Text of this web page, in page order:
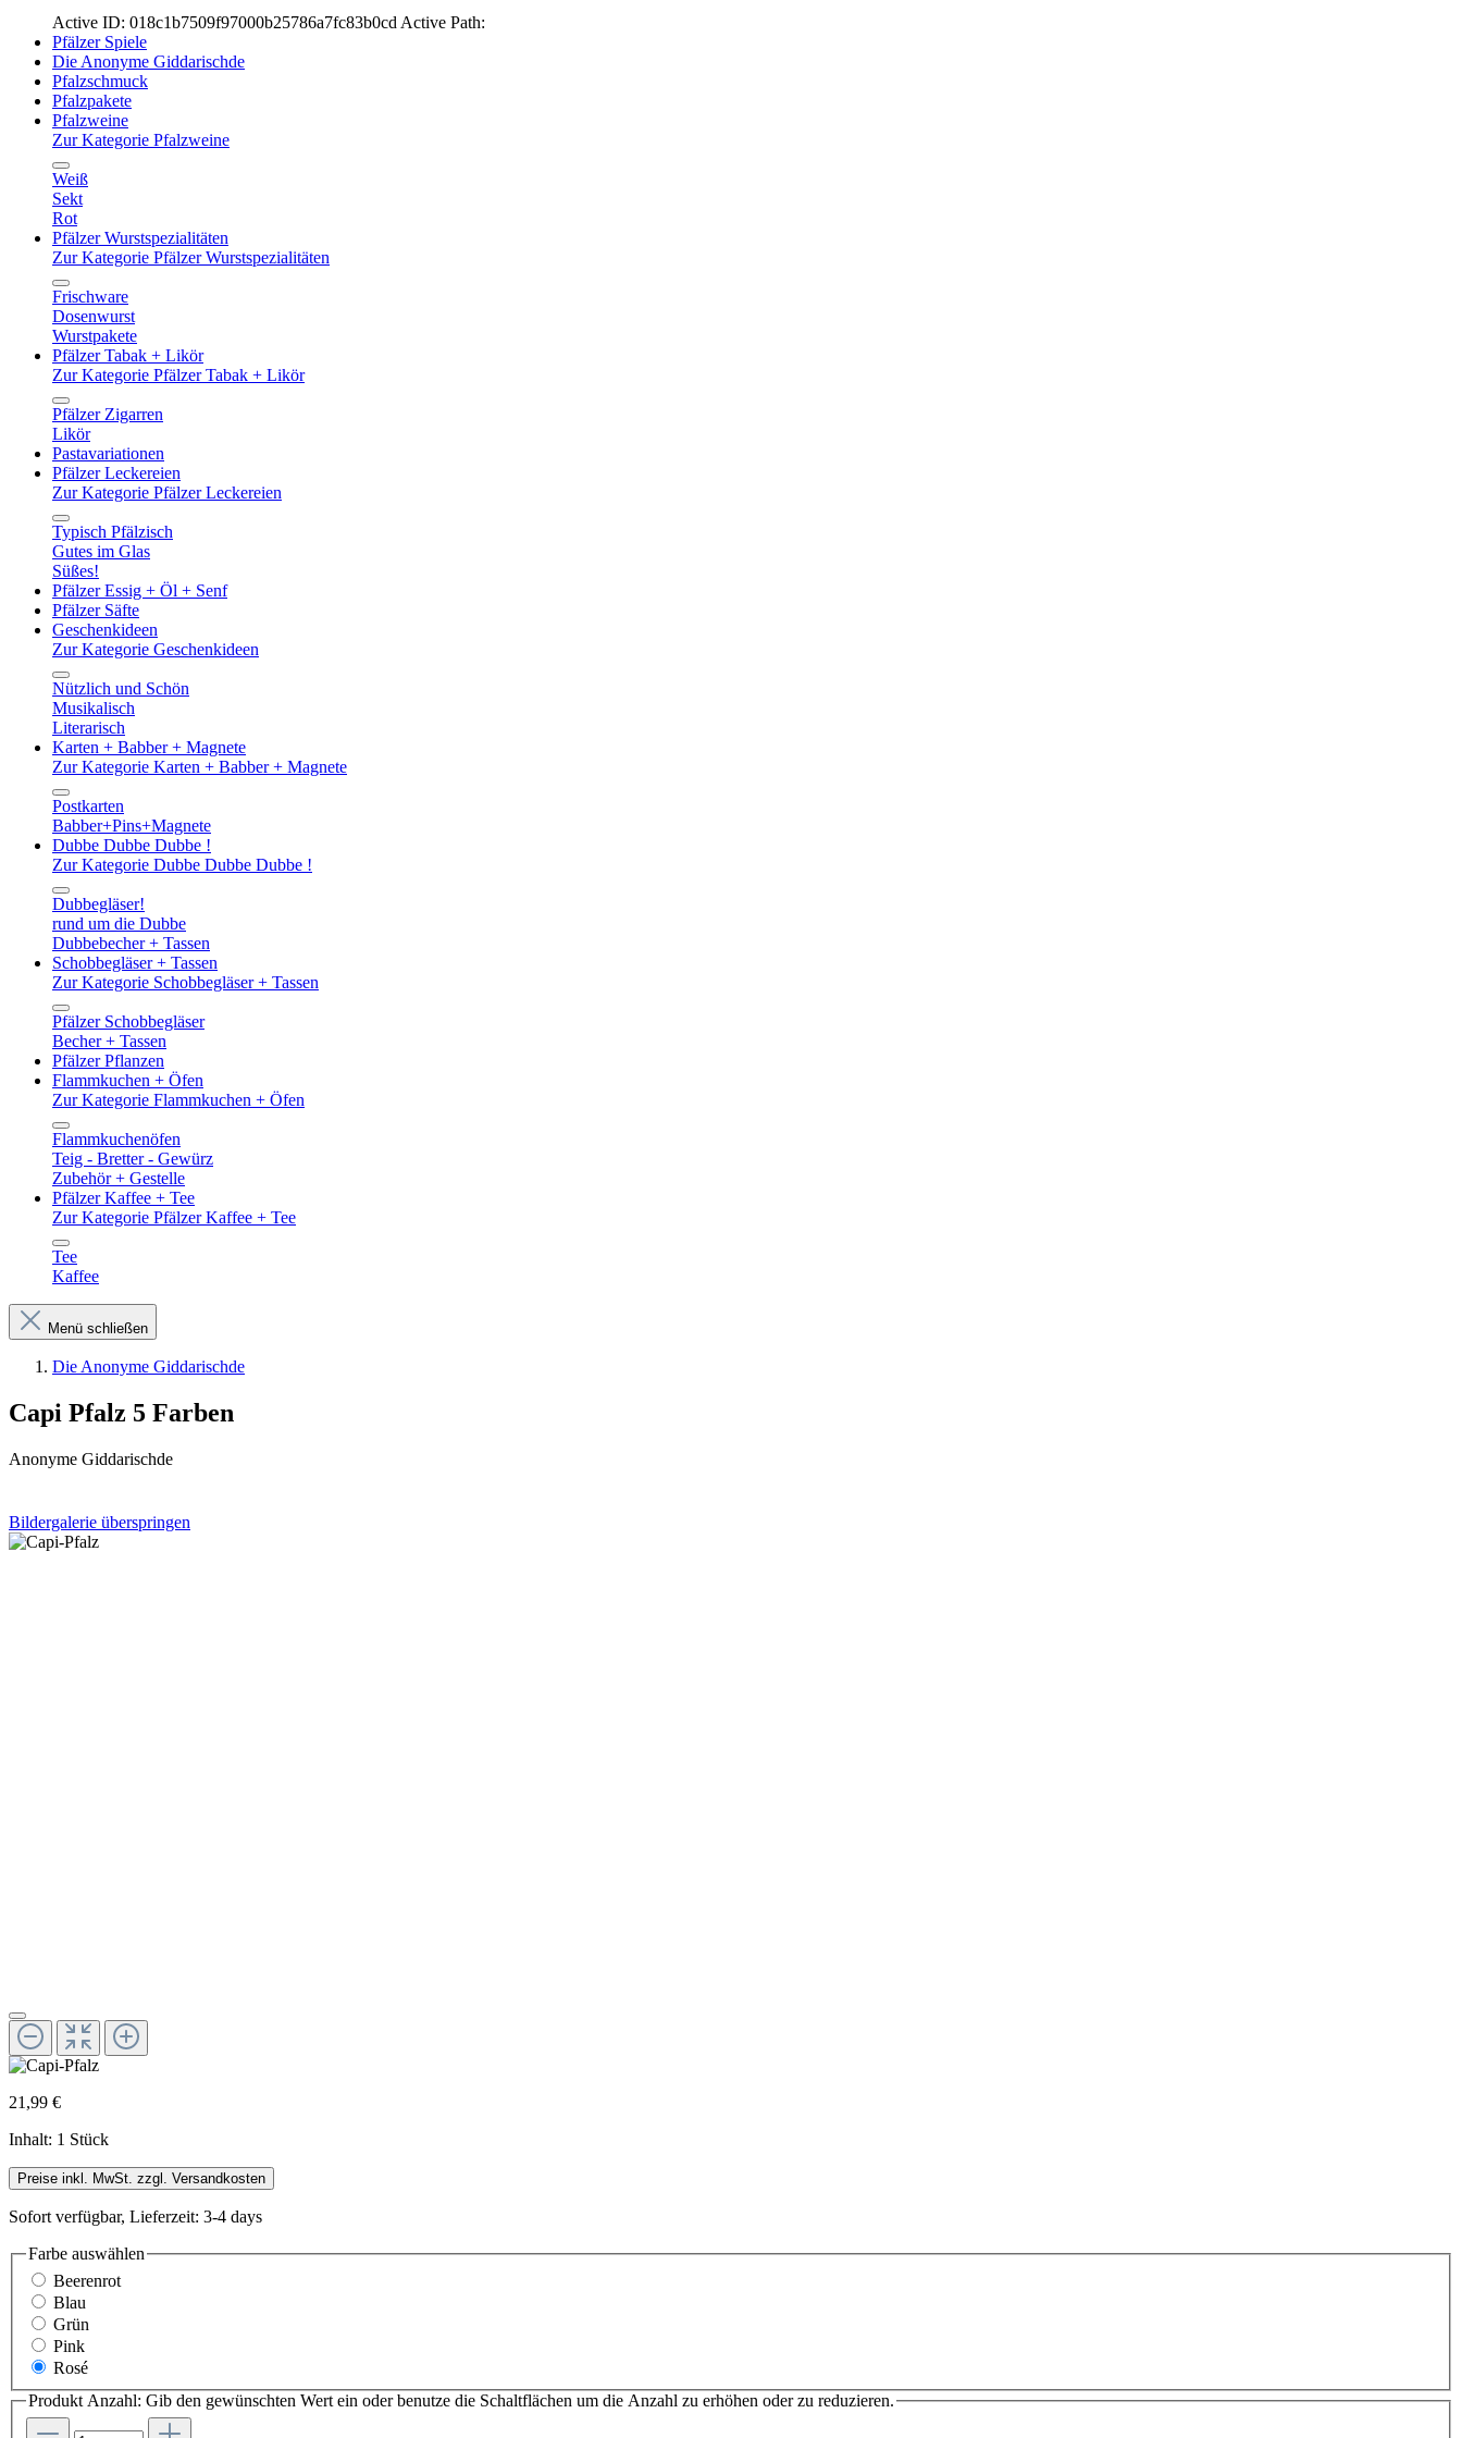
Active ID: 018c1b7509f97000b25786a7fc83b0cd Active Path:
Pfälzer Spiele
Die Anonyme Giddarischde
Pfalzschmuck
Pfalzpakete
Pfalzweine
Zur Kategorie Pfalzweine
Weiß
Sekt
Rot
Pfälzer Wurstspezialitäten
Zur Kategorie Pfälzer Wurstspezialitäten
Frischware
Dosenwurst
Wurstpakete
Pfälzer Tabak + Likör
Zur Kategorie Pfälzer Tabak + Likör
Pfälzer Zigarren
Likör
Pastavariationen
Pfälzer Leckereien
Zur Kategorie Pfälzer Leckereien
Typisch Pfälzisch
Gutes im Glas
Süßes!
Pfälzer Essig + Öl + Senf
Pfälzer Säfte
Geschenkideen
Zur Kategorie Geschenkideen
Nützlich und Schön
Musikalisch
Literarisch
Karten + Babber + Magnete
Zur Kategorie Karten + Babber + Magnete
Postkarten
Babber+Pins+Magnete
Dubbe Dubbe Dubbe !
Zur Kategorie Dubbe Dubbe Dubbe !
Dubbegläser!
rund um die Dubbe
Dubbebecher + Tassen
Schobbegläser + Tassen
Zur Kategorie Schobbegläser + Tassen
Pfälzer Schobbegläser
Becher + Tassen
Pfälzer Pflanzen
Flammkuchen + Öfen
Zur Kategorie Flammkuchen + Öfen
Flammkuchenöfen
Teig - Bretter - Gewürz
Zubehör + Gestelle
Pfälzer Kaffee + Tee
Zur Kategorie Pfälzer Kaffee + Tee
Tee
Kaffee
Menü schließen
Die Anonyme Giddarischde
Capi Pfalz 5 Farben
Anonyme Giddarischde
Bildergalerie überspringen
21,99 €
Inhalt: 1 Stück
Preise inkl. MwSt. zzgl. Versandkosten
Sofort verfügbar, Lieferzeit: 3-4 days
Farbe auswählen
Beerenrot
Blau
Grün
Pink
Rosé
Produkt Anzahl: Gib den gewünschten Wert ein oder benutze die Schaltflächen um die Anzahl zu erhöhen oder zu reduzieren.